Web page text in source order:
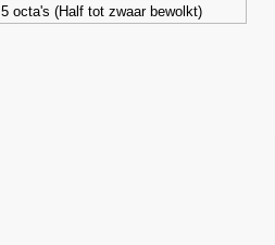
5 octa's (Half tot zwaar bewolkt)